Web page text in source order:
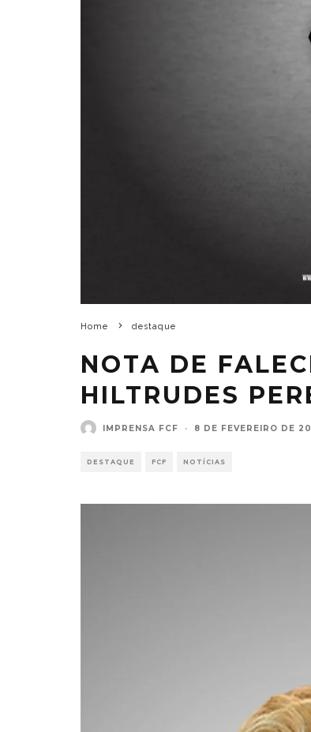
Home destaque
NOTA DE
HILTRUDES
IMPRENSA FCF · 8 DE FEVEREIRO DE
DESTAQUE FCF NOTÍCIAS